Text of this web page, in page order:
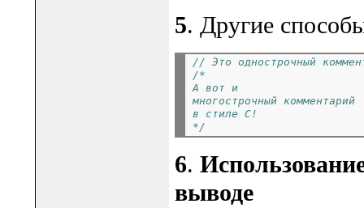
5. Другие
// Это однострочный
/*
А вот и
многострочный комментарий
в стиле C!
*/
6.
выводе